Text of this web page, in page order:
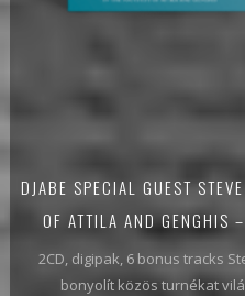
DJABE SPECIAL GUEST
OF ATTILA AND
2CD, digipak, 6 bonus tracks
bonyolít közös turnékat